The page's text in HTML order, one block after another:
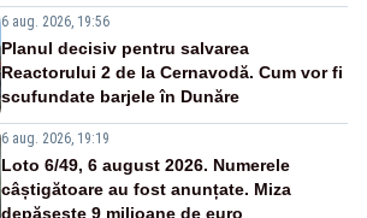
6 aug. 2026, 19:56
Planul decisiv pentru salvarea
Reactorului 2 de la Cernavodă. Cum vor fi
scufundate barjele în Dunăre
6 aug. 2026, 19:19
Loto 6/49, 6 august 2026. Numerele
câștigătoare au fost anunțate. Miza
depășește 9 milioane de euro